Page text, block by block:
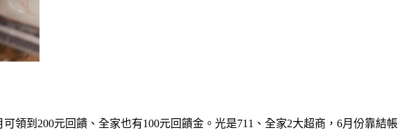
領到200元回饋、全家也有100元回饋金。光是711、全家2大超商，6月份靠結帳